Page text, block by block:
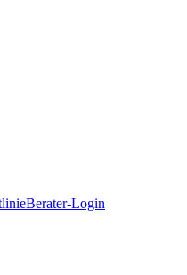
Berater-Login